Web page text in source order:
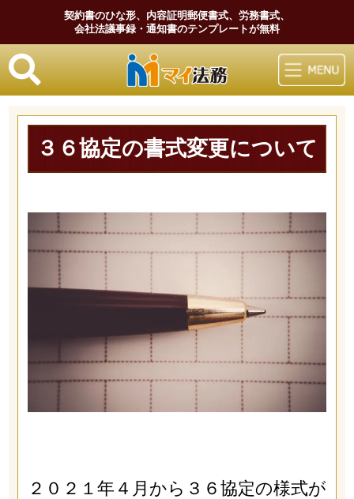
契約書のひな形、内容証明郵便書式、労務書式、
会社法議事録・通知書のテンプレートが無料
マイ法務
３６協定の書式変更について
２０２１年４月から３６協定の様式が